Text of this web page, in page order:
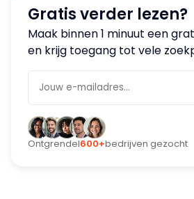
Gratis verder lezen?
Maak binnen 1 minuut een
en krijg toegang tot vele
Ontgrendel600+bedrijven gezocht